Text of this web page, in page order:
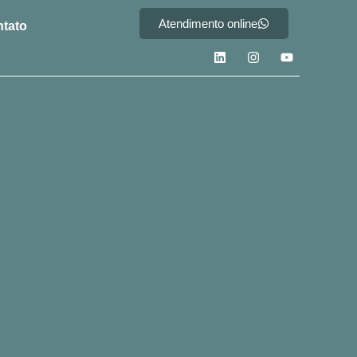
Atendimento online